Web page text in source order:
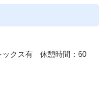
ックス有 休憩時間：60